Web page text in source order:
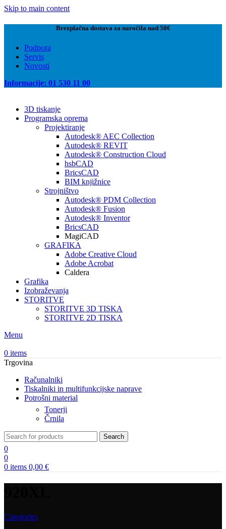
Skip to main content
Brezplačna dostava za naročila nad 50€
Podpora
Servis
Novosti
Informacije: 01 530 11 00
3D tiskanje
Programska oprema
Projektiranje
Autodesk® AEC Collection
Autodesk® REVIT
Autodesk® Construction Cloud
hsbCAD
BricsCAD
BIM knjižnice
Strojništvo
Autodesk® PDM Collection
Autodesk® Fusion
Autodesk® Inventor
BricsCAD
MagiCAD
GRAFIKA
Adobe Creative Cloud
Adobe Acrobat
Caldera
Grafika
Izobraževanja
STORITVE
STORITVE 3D TISKA
STORITVE 2D TISKA
Menu
0 items
Trgovina
Računalniki
Tiskalniki in multifunkcijske naprave
Potrošni material
Tonerji
Črnila
Search
0
0
0 items 0,00 €
Categories